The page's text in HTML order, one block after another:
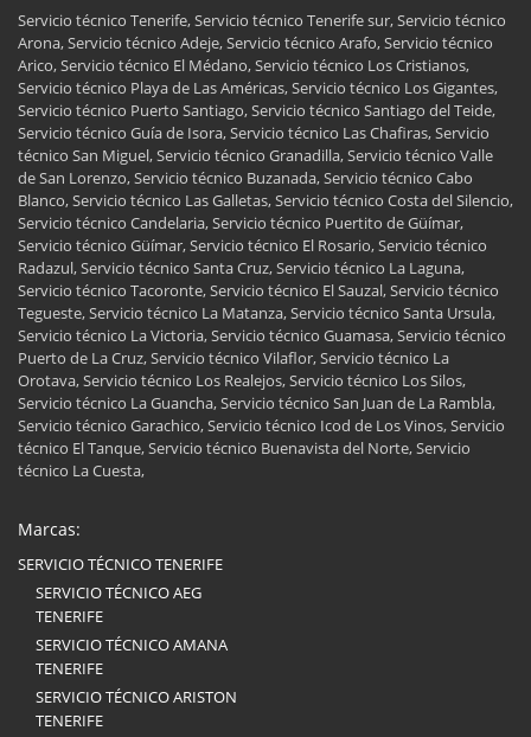
Servicio técnico Tenerife, Servicio técnico Tenerife sur, Servicio técnico
Arona, Servicio técnico Adeje, Servicio técnico Arafo, Servicio técnico
Arico, Servicio técnico El Médano, Servicio técnico Los Cristianos,
Servicio técnico Playa de Las Américas, Servicio técnico Los Gigantes,
Servicio técnico Puerto Santiago, Servicio técnico Santiago del Teide,
Servicio técnico Guía de Isora, Servicio técnico Las Chafiras, Servicio
técnico San Miguel, Servicio técnico Granadilla, Servicio técnico Valle
de San Lorenzo, Servicio técnico Buzanada, Servicio técnico Cabo
Blanco, Servicio técnico Las Galletas, Servicio técnico Costa del Silencio,
Servicio técnico Candelaria, Servicio técnico Puertito de Güímar,
Servicio técnico Güímar, Servicio técnico El Rosario, Servicio técnico
Radazul, Servicio técnico Santa Cruz, Servicio técnico La Laguna,
Servicio técnico Tacoronte, Servicio técnico El Sauzal, Servicio técnico
Tegueste, Servicio técnico La Matanza, Servicio técnico Santa Ursula,
Servicio técnico La Victoria, Servicio técnico Guamasa, Servicio técnico
Puerto de La Cruz, Servicio técnico Vilaflor, Servicio técnico La
Orotava, Servicio técnico Los Realejos, Servicio técnico Los Silos,
Servicio técnico La Guancha, Servicio técnico San Juan de La Rambla,
Servicio técnico Garachico, Servicio técnico Icod de Los Vinos, Servicio
técnico El Tanque, Servicio técnico Buenavista del Norte, Servicio
técnico La Cuesta,
Marcas:
SERVICIO TÉCNICO TENERIFE
SERVICIO TÉCNICO AEG
TENERIFE
SERVICIO TÉCNICO AMANA
TENERIFE
SERVICIO TÉCNICO ARISTON
TENERIFE